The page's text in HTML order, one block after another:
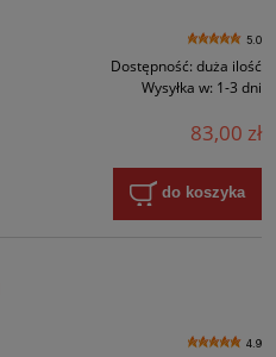
5.0
Dostępność: duża ilość
Wysyłka w: 1-3 dni
83,00 zł
do koszyka
4.9